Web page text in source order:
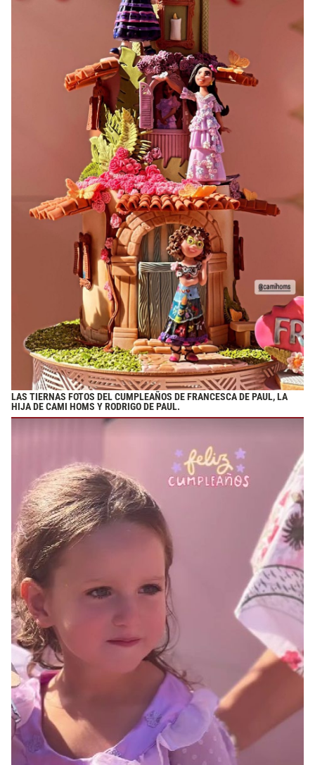
LAS TIERNAS FOTOS DEL CUMPLEAÑOS DE FRANCESCA DE PAUL, LA
HIJA DE CAMI HOMS Y RODRIGO DE PAUL.